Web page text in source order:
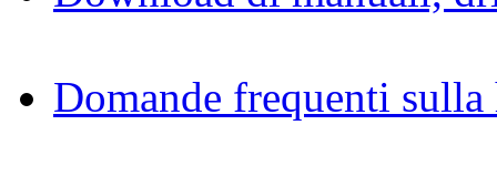
Domande frequenti